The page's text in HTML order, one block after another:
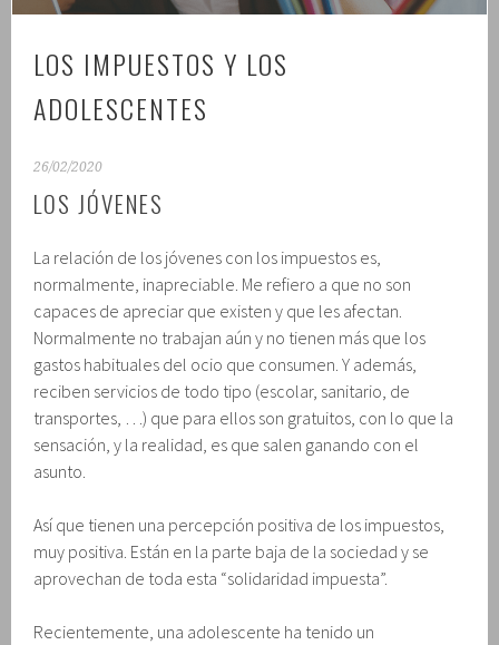
LOS IMPUESTOS Y LOS
ADOLESCENTES
26/02/2020
LOS JÓVENES
La relación de los jóvenes con los impuestos es,
normalmente, inapreciable. Me refiero a que no son
capaces de apreciar que existen y que les afectan.
Normalmente no trabajan aún y no tienen más que los
gastos habituales del ocio que consumen. Y además,
reciben servicios de todo tipo (escolar, sanitario, de
transportes, …) que para ellos son gratuitos, con lo que la
sensación, y la realidad, es que salen ganando con el
asunto.
Así que tienen una percepción positiva de los impuestos,
muy positiva. Están en la parte baja de la sociedad y se
aprovechan de toda esta “solidaridad impuesta”.
Recientemente, una adolescente ha tenido un